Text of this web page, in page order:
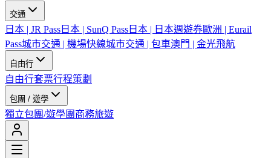
交通
日本 | JR Pass 日本 | SunQ Pass 日本 | 日本週遊券歐洲 | Eurail
Pass城市交通 | 機場快線城市交通 | 包車澳門 | 金光飛航
自由行
自由行套票行程策劃
包團 / 遊學
獨立包團/遊學團 商務旅遊